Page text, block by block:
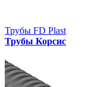
Трубы FD Plast
Трубы Корсис